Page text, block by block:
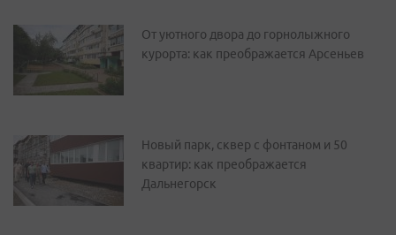
От уютного двора до горнолыжного
курорта: как преображается Арсеньев
Новый парк, сквер с фонтаном и 50
квартир: как преображается
Дальнегорск